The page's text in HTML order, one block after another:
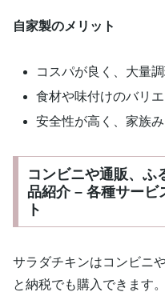
自家製のメリット
コスパが良く、大量
食材や味付けのバリ
安全性が高く、家族
コンビニや通販、ふ
品紹介 – 各種サービ
ト
サラダチキンはコンビニ
と納税でも購入できます